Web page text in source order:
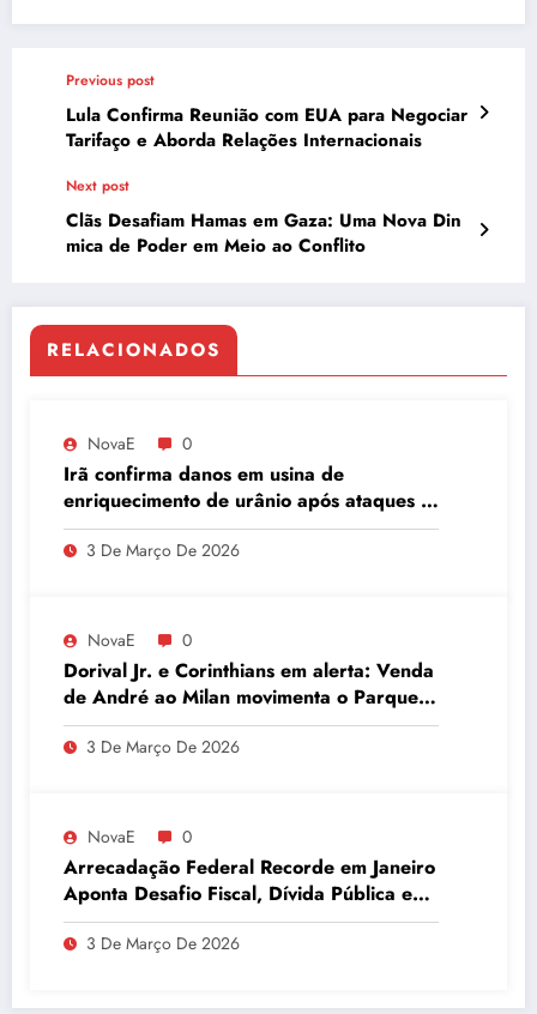
Previous post
Lula Confirma Reunião com EUA para Negociar
Tarifaço e Aborda Relações Internacionais
Next post
Clãs Desafiam Hamas em Gaza: Uma Nova Din
mica de Poder em Meio ao Conflito
RELACIONADOS
NovaE 0
Irã confirma danos em usina de
enriquecimento de urânio após ataques e
embaixador evita detalhes sobre
quantidade de urânio enriquecido
3 De Março De 2026
NovaE 0
Dorival Jr. e Corinthians em alerta: Venda
de André ao Milan movimenta o Parque
São Jorge
3 De Março De 2026
NovaE 0
Arrecadação Federal Recorde em Janeiro
Aponta Desafio Fiscal, Dívida Pública e
Inadimplência no Agro
3 De Março De 2026